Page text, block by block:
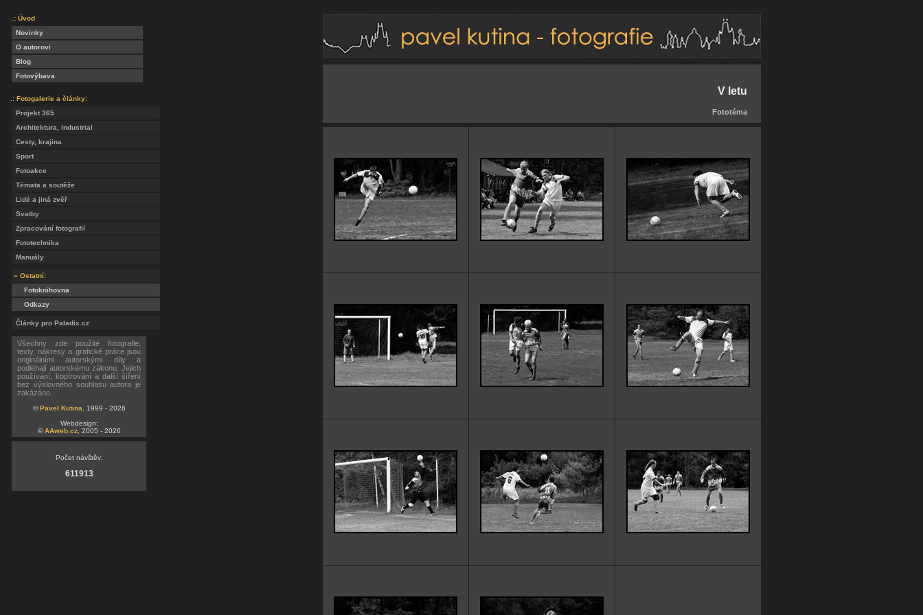
.: Úvod
Novinky
O autorovi
Blog
Fotovýbava
.: Fotogalerie a články:
Projekt 365
Architektura, industrial
Cesty, krajina
Sport
Fotoakce
Témata a soutěže
Lidé a jiná zvěř
Svatby
Zpracování fotografií
Fototechnika
Manuály
» Ostatní:
Fotoknihovna
Odkazy
Články pro Paladix.cz
Všechny zde použité fotografie,
texty, nákresy a grafické práce jsou
originálními autorskými díly a
podléhají autorskému zákonu. Jejich
používání, kopírování a další šíření
bez výslovného souhlasu autora je
zakázáno.
©Pavel Kutina , 1999 - 2026
Webdesign:
©AAweb.cz, 2005 - 2026
Počet návštěv:
611913
V letu
Fototéma